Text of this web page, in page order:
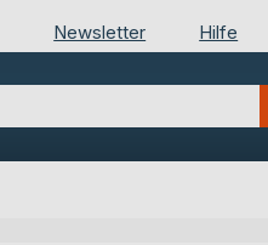
Newsletter Hilfe